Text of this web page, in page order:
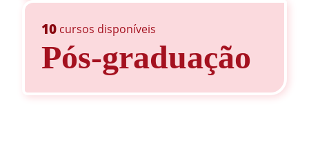
10 cursos disponíveis
Pós-graduação